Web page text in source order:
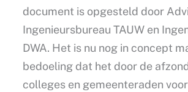
document is opgesteld door
Ingenieursbureau TAUW en
DWA. Het is nu nog in concept
bedoeling dat het door de
colleges en gemeenteraden